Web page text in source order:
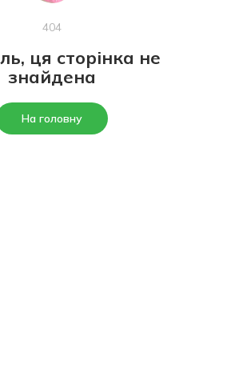
404
ця сторінка не
знайдена
На головну